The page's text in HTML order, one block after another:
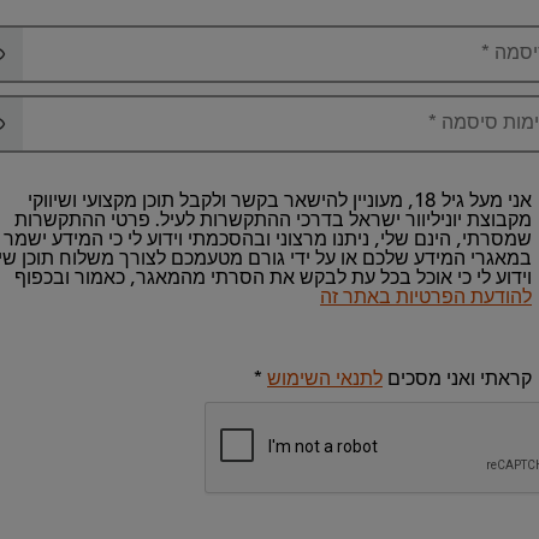
*
סיסמה *
אני מעל גיל 18, מעוניין להישאר בקשר ולקבל תוכן מקצועי ושיווקי
מקבוצת יוניליוור ישראל בדרכי ההתקשרות לעיל. פרטי ההתקשרות
שמסרתי, הינם שלי, ניתנו מרצוני ובהסכמתי וידוע לי כי המידע ישמר
במאגרי המידע שלכם או על ידי גורם מטעמכם לצורך משלוח תוכן
וידוע לי כי אוכל בכל עת לבקש את הסרתי מהמאגר, כאמור ובכפוף
להודעת הפרטיות באתר זה
קראתי ואני מסכים לתנאי השימוש*